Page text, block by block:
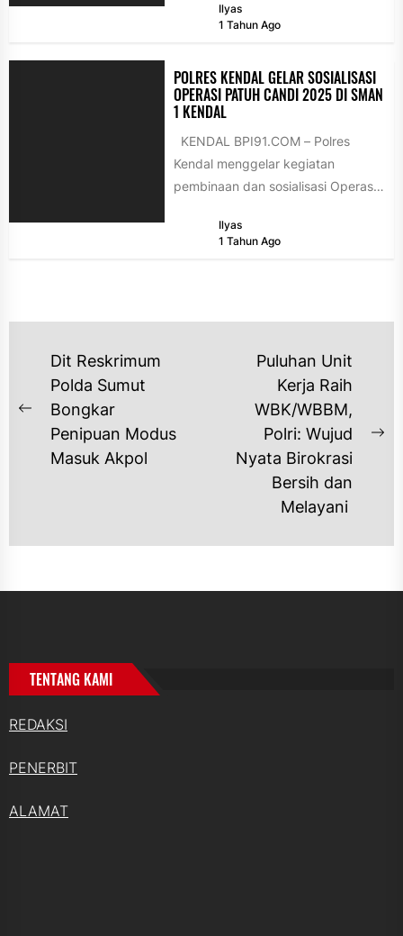
edukatif bertajuk Polisi Sahabat
Ilyas
1 Tahun Ago
POLRES KENDAL GELAR SOSIALISASI
OPERASI PATUH CANDI 2025 DI SMAN
1 KENDAL
KENDAL BPI91.COM – Polres
Kendal menggelar kegiatan
pembinaan dan sosialisasi Operasi
baru SMAN 1...
Ilyas
1 Tahun Ago
NAVIGASI
POS
Previous
post:
Dit Reskrimum
Polda Sumut
Bongkar
Penipuan Modus
Masuk Akpol
Puluhan Unit
Kerja Raih
WBK/WBBM,
Polri: Wujud
Nyata Birokrasi
Bersih dan
Melayani
TENTANG KAMI
REDAKSI
PENERBIT
ALAMAT